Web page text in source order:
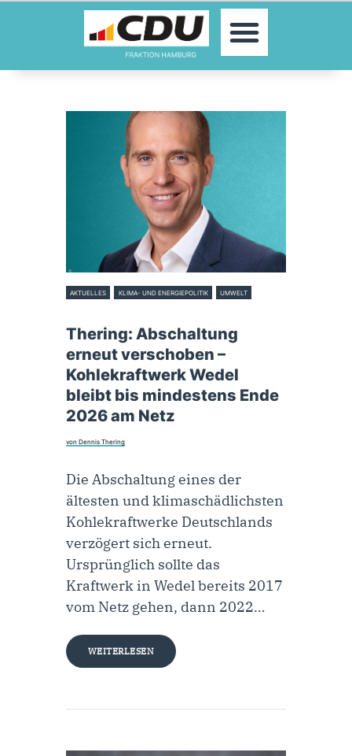
MOIN!
ABGEORDNETE
KONTAKT
AKTUELLES KLIMA- UND ENERGIEPOLITIK UMWELT
Thering: Abschaltung
erneut verschoben –
Kohlekraftwerk Wedel
bleibt bis mindestens Ende
2026 am Netz
von Dennis Thering
Die Abschaltung eines der
ältesten und klimaschädlichsten
Kohlekraftwerke Deutschlands
verzögert sich erneut.
Ursprünglich sollte das
Kraftwerk in Wedel bereits 2017
vom Netz gehen, dann 2022…
WEITERLESEN